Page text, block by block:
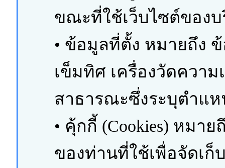
ขณะที่ใช้เว็บไซต์ของ
• ข้อมูลที่ตั้ง หมายถึง
เข็มทิศ เครื่องวัดควา
สาธารณะซึ่งระบุตำแ
• คุ้กกี้ (Cookies) หมา
ของท่านที่ใช้เพื่อจัดเก็